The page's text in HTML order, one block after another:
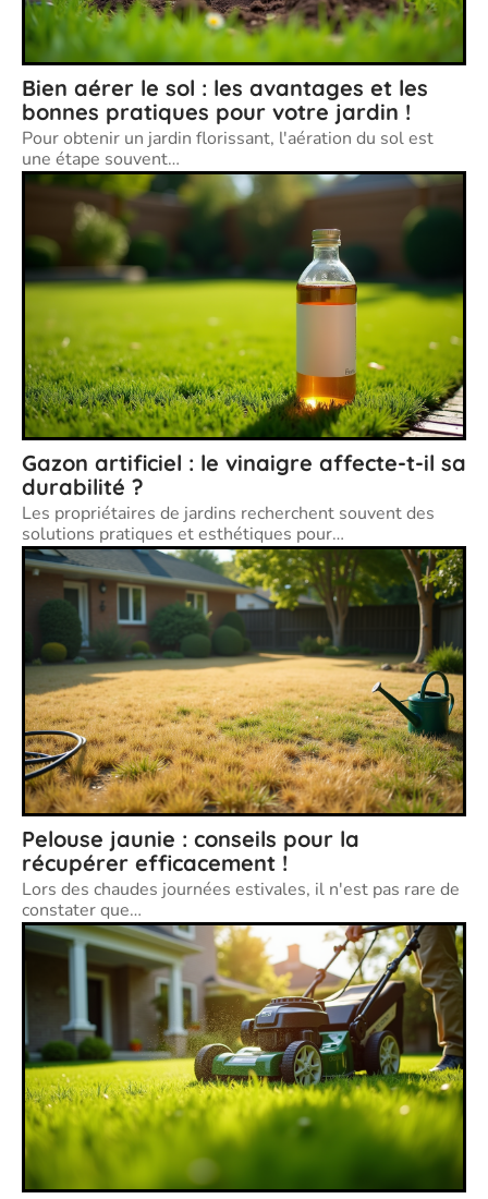
Bien aérer le sol : les avantages et les
bonnes pratiques pour votre jardin !
Pour obtenir un jardin florissant, l'aération du sol est
une étape souvent…
Gazon artificiel : le vinaigre affecte-t-il sa
durabilité ?
Les propriétaires de jardins recherchent souvent des
solutions pratiques et esthétiques pour…
Pelouse jaunie : conseils pour la
récupérer efficacement !
Lors des chaudes journées estivales, il n'est pas rare de
constater que…